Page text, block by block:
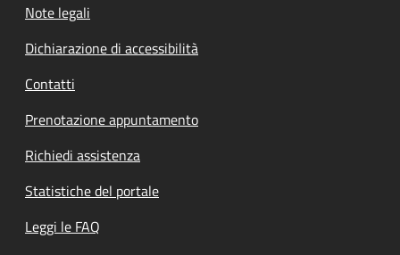
Note legali
Dichiarazione di accessibilità
Contatti
Prenotazione appuntamento
Richiedi assistenza
Statistiche del portale
Leggi le FAQ